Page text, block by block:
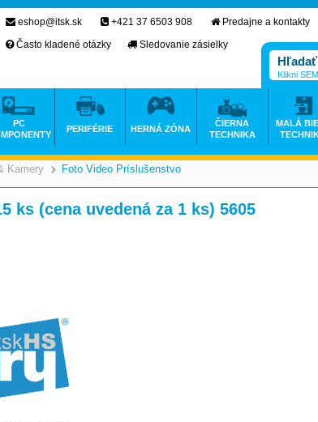
Kamery >
Foto Video Príslušenstvo
ks (cena uvedená za 1 ks) 5605
eshop@itsk.sk +421 37 6503 908
Predajne a kontakty
Často kladené otázky
Sledovanie zásielky
Klikni
PC
PERIFÉRIE HERNÁ ZÓNA
ČIERNA
TECHNIKA
MALÁ